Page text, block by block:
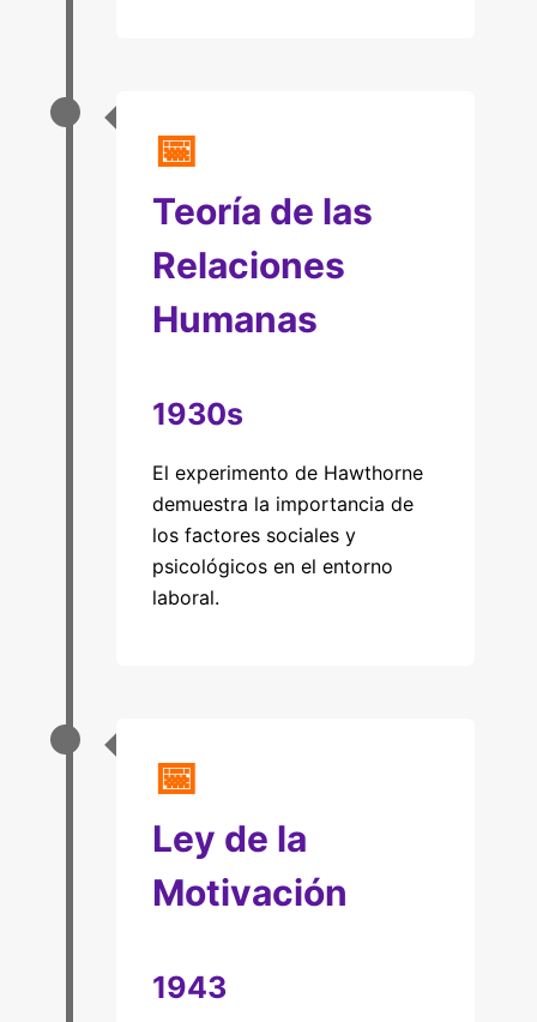
📅
Teoría de las
Relaciones
Humanas
1930s
El experimento de Hawthorne
demuestra la importancia de
los factores sociales y
psicológicos en el entorno
laboral.
📅
Ley de la
Motivación
1943